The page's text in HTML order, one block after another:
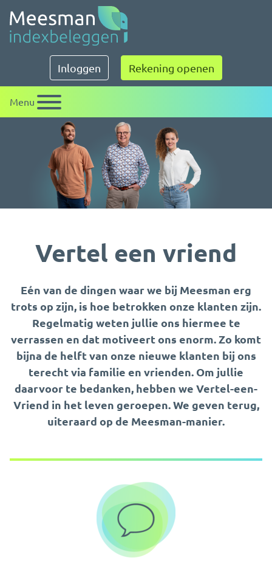
Meesman indexbeleggen
Inloggen Rekening openen
Menu
Vertel een vriend
Eén van de dingen waar we bij Meesman erg
trots op zijn, is hoe betrokken onze klanten zijn.
Regelmatig weten jullie ons hiermee te
verrassen en dat motiveert ons enorm. Zo komt
bijna de helft van onze nieuwe klanten bij ons
terecht via familie en vrienden. Om jullie
daarvoor te bedanken, hebben we Vertel-een-
Vriend in het leven geroepen. We geven terug,
uiteraard op de Meesman-manier.